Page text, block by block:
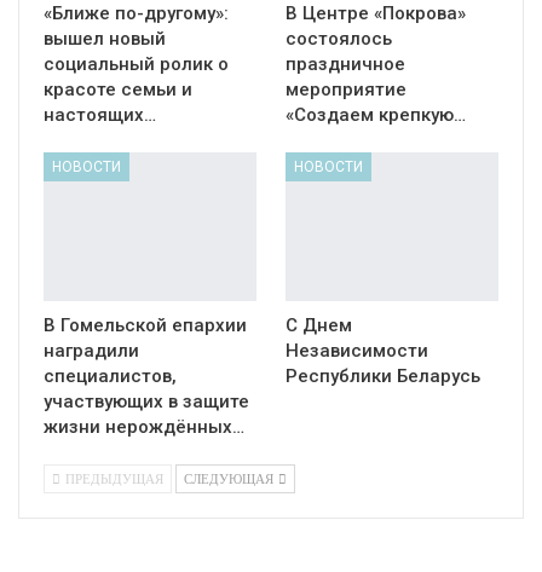
«Ближе по-другому»:
вышел новый
социальный ролик о
красоте семьи и
настоящих…
В Центре «Покрова»
состоялось
праздничное
мероприятие
«Создаем крепкую…
НОВОСТИ
В Гомельской епархии
наградили
специалистов,
участвующих в защите
жизни нерождённых…
НОВОСТИ
С Днем
Независимости
Республики Беларусь
ПРЕДЫДУЩАЯ СЛЕДУЮЩАЯ